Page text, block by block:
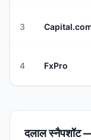
3
4 FxPro
दलाल स्नैपशॉट